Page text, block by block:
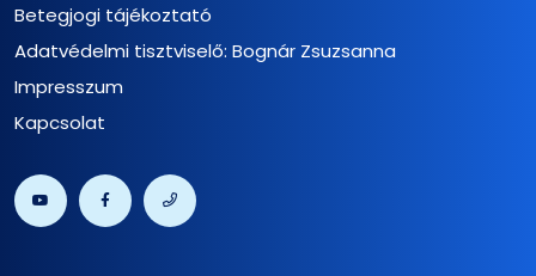
Betegjogi tájékoztató
Adatvédelmi tisztviselő: Bognár Zsuzsanna
Impresszum
Kapcsolat